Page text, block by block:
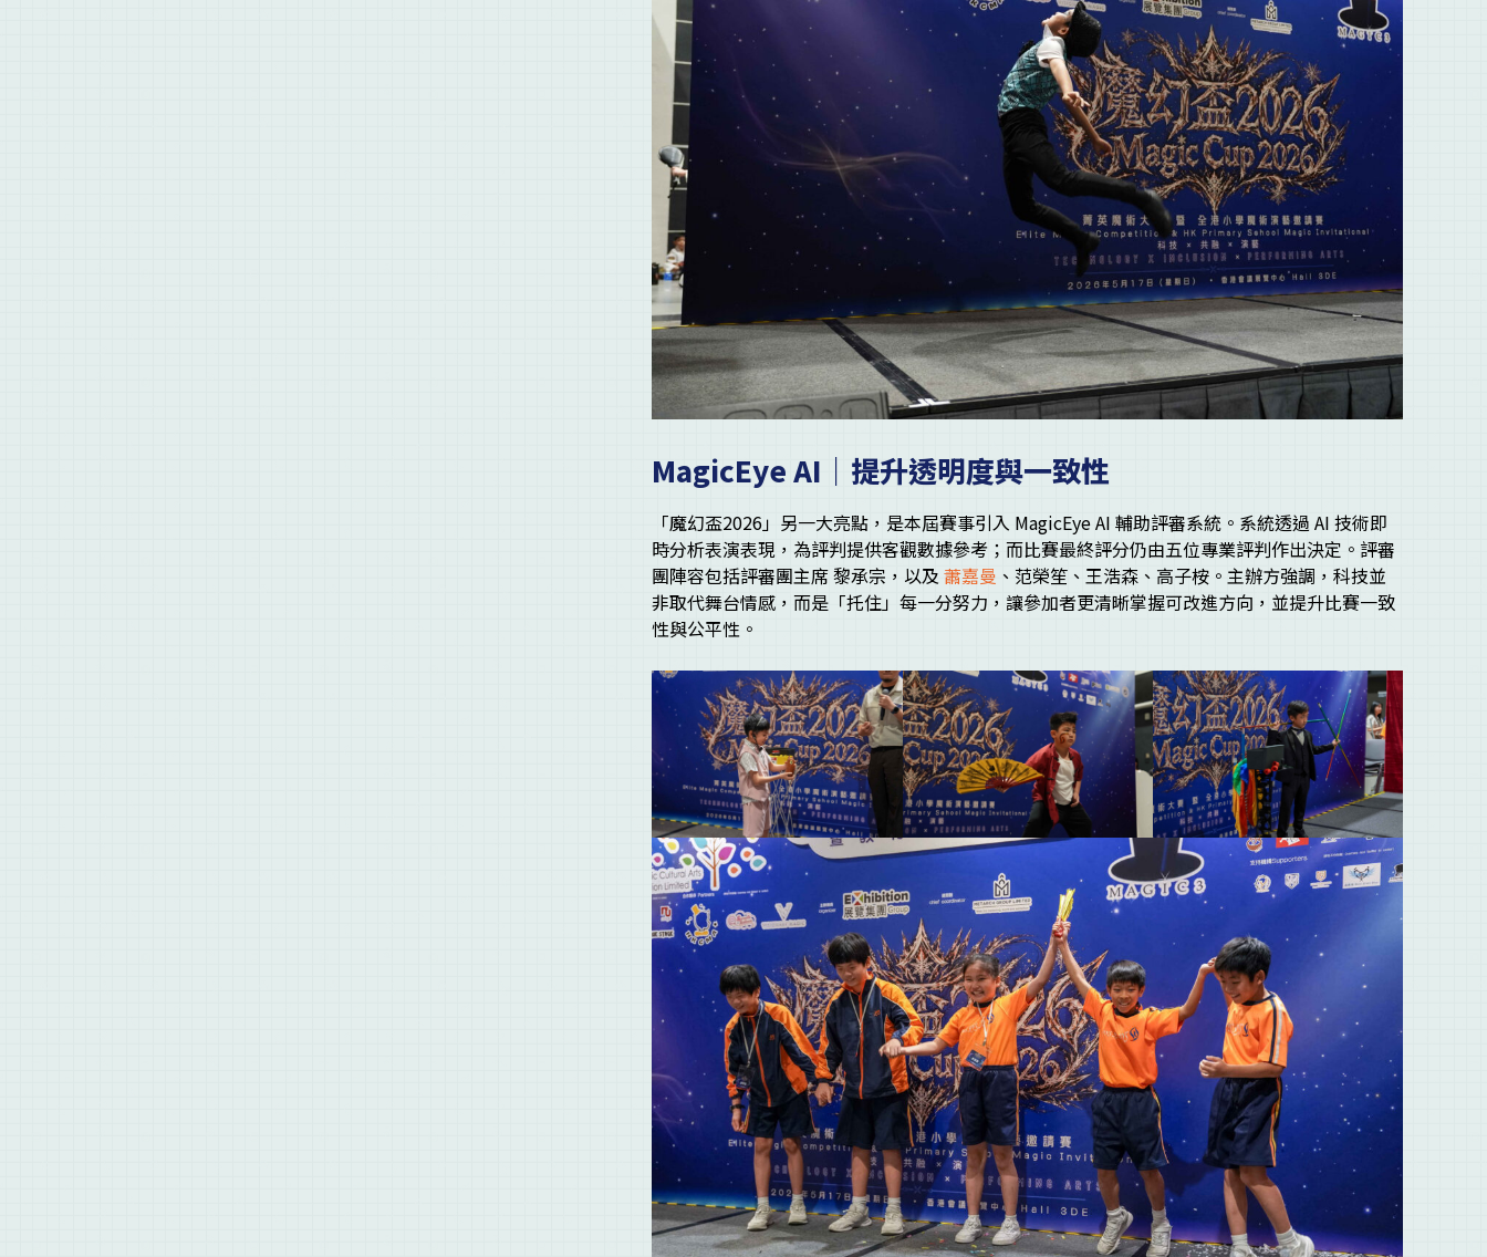
MagicEye AI｜提升透明度與一致性
「魔幻盃2026」另一大亮點，是本屆賽事引入 MagicEye AI 輔助評審系統。系統透過 AI 技術即
時分析表演表現，為評判提供客觀數據參考；而比賽最終評分仍由五位專業評判作出決定。評審
團陣容包括評審團主席 黎承宗，以及蕭嘉曼 、范榮笙、王浩森、高子桉。主辦方強調，科技並
非取代舞台情感，而是「托住」每一分努力，讓參加者更清晰掌握可改進方向，並提升比賽一致
性與公平性。